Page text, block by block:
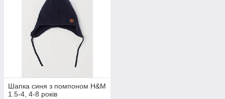
Шапка синя з помпоном H&M
1.5-4, 4-8 років